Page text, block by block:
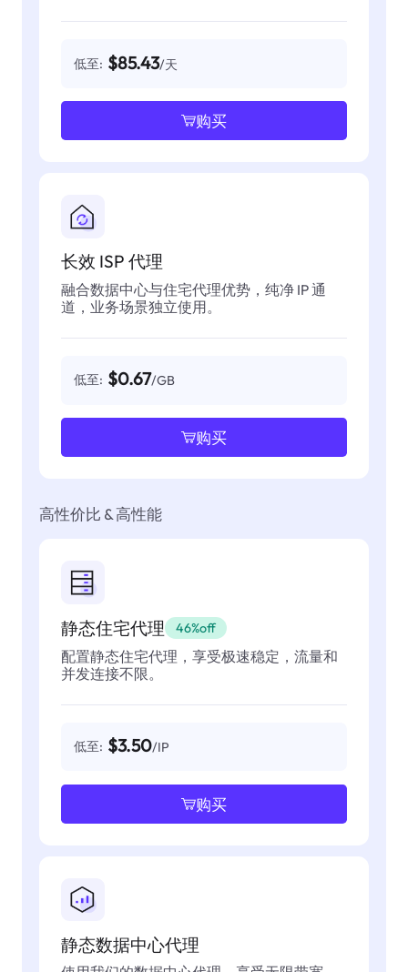
低至: $85.43/天
购买
长效 ISP 代理
融合数据中心与住宅代理优势，纯净 IP 通
道，业务场景独立使用。
低至: $0.67/GB
购买
高性价比 & 高性能
静态住宅代理 46%off
配置静态住宅代理，享受极速稳定，流量和
并发连接不限。
低至: $3.50/IP
购买
静态数据中心代理